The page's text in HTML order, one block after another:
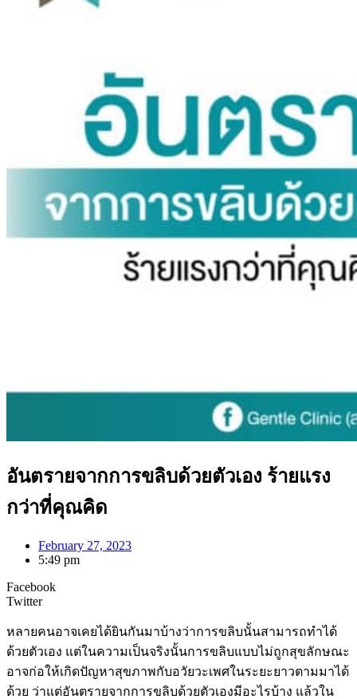
อันตรายจากการขลิบด้วยตัวเอง ร้ายแรง
กว่าที่คุณคิด
February 27, 2023
5:49 pm
Facebook
Twitter
หลายคนอาจเคยได้ยินกันมาบ้างว่าการขลิบนั้นสามารถทำได้
ด้วยตัวเอง แต่ในความเป็นจริงนั้นการขลิบแบบไม่ถูกสุขลักษณะ
อาจก่อให้เกิดปัญหาสุขภาพกับอวัยวะเพศในระยะยาวตามมาได้
ด้วย ว่าแต่อันตรายจากการขลิบด้วยตัวเองมีอะไรบ้าง แล้วใน